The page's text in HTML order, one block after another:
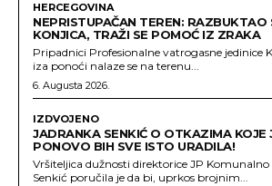
HERCEGOVINA
NEPRISTUPAČAN TEREN: RAZBUKTAO
KONJICA, TRAŽI SE POMOĆ IZ ZRAKA
Pripadnici Profesionalne vatrogasne jedinice
iza ponoći nalaze se na terenu...
6. Augusta 2026.
IZDVOJENO
JADRANKA SENKIĆ O OTKAZIMA KOJE
PONOVO BIH SVE ISTO URADILA!
Vršiteljica dužnosti direktorice JP
Senkić poručila je da bi, uprkos brojnim...